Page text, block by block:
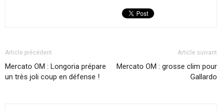
Article précédent
Mercato OM : Longoria prépare
un très joli coup en défense !
Article suivant
Mercato OM : grosse clim pour
Gallardo